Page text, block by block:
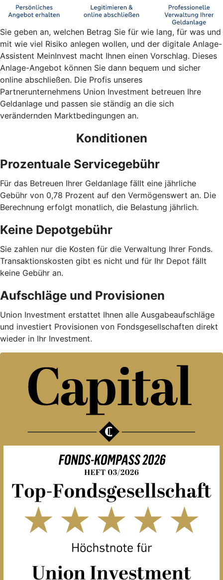
Sie geben an, welchen Betrag Sie für wie lang, für was und
mit wie viel Risiko anlegen wollen, und der digitale Anlage-
Assistent MeinInvest macht Ihnen einen Vorschlag. Dieses
Anlage-Angebot können Sie dann bequem und sicher
online abschließen. Die Profis unseres
Partnerunternehmens Union Investment betreuen Ihre
Geldanlage und passen sie ständig an die sich
verändernden Marktbedingungen an.
Konditionen
Prozentuale Servicegebühr
Für das Betreuen Ihrer Geldanlage fällt eine jährliche
Gebühr von 0,78 Prozent auf den Vermögenswert an. Die
Berechnung erfolgt monatlich, die Belastung jährlich.
Keine Depotgebühr
Sie zahlen nur die Kosten für die Verwaltung Ihrer Fonds.
Trans­aktions­kosten gibt es nicht und für Ihr Depot fällt
keine Gebühr an.
Aufschläge und Provisionen
Union Investment erstattet Ihnen alle Ausgabe­auf­schläge
und investiert Provisionen von Fondsgesellschaften direkt
wieder in Ihr Investment.